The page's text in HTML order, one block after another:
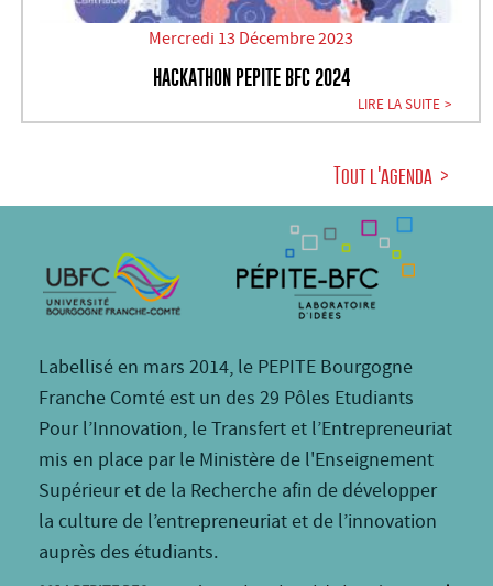
Mercredi 13 Décembre 2023
HACKATHON PEPITE BFC 2024
LIRE LA SUITE
Tout l'agenda
Labellisé en mars 2014, le PEPITE Bourgogne
Franche Comté est un des 29 Pôles Etudiants
Pour l’Innovation, le Transfert et l’Entrepreneuriat
mis en place par le Ministère de l'Enseignement
Supérieur et de la Recherche afin de développer
la culture de l’entrepreneuriat et de l’innovation
auprès des étudiants.